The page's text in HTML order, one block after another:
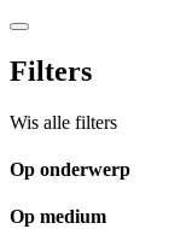
Filters
Wis alle filters
Op onderwerp
Op medium